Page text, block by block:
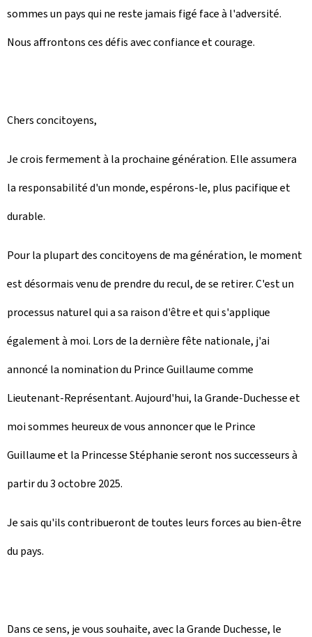
sommes un pays qui ne reste jamais figé face à l'adversité.
Nous affrontons ces défis avec confiance et courage.
Chers concitoyens,
Je crois fermement à la prochaine génération. Elle assumera
la responsabilité d'un monde, espérons-le, plus pacifique et
durable.
Pour la plupart des concitoyens de ma génération, le moment
est désormais venu de prendre du recul, de se retirer. C'est un
processus naturel qui a sa raison d'être et qui s'applique
également à moi. Lors de la dernière fête nationale, j'ai
annoncé la nomination du Prince Guillaume comme
Lieutenant-Représentant. Aujourd'hui, la Grande-Duchesse et
moi sommes heureux de vous annoncer que le Prince
Guillaume et la Princesse Stéphanie seront nos successeurs à
partir du 3 octobre 2025.
Je sais qu'ils contribueront de toutes leurs forces au bien-être
du pays.
Dans ce sens, je vous souhaite, avec la Grande Duchesse, le